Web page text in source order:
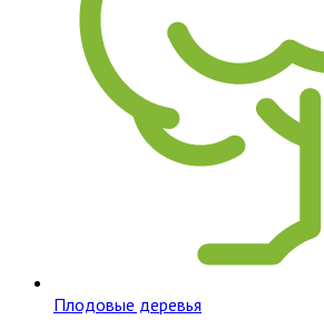
Плодовые деревья